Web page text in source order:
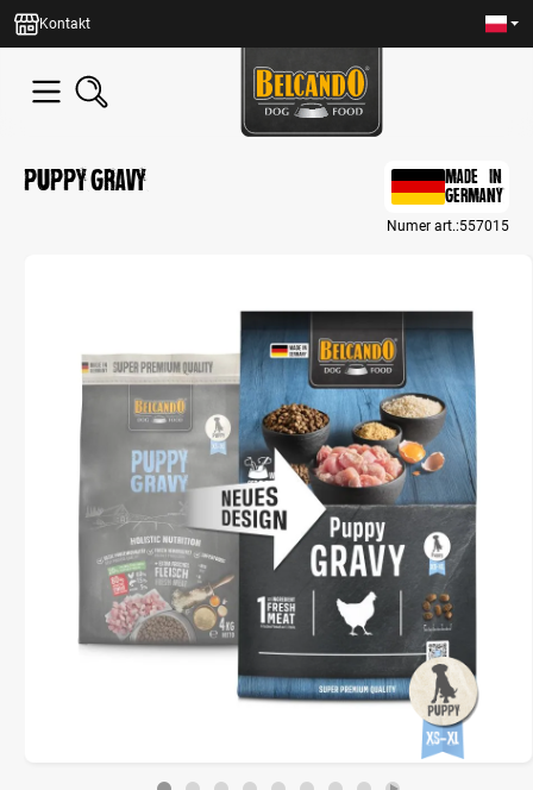
zawartości
Kontakt
Puppy Gravy
MADE IN
GERMANY
Numer art.:557015